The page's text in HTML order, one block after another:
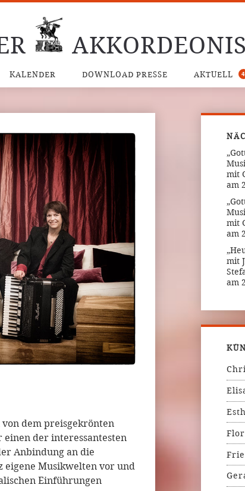
KALENDER DOWNLOAD PRESSE AKTUELL 4
dem preisgekrönten
einen der interessantesten
Anbindung an die
eigene Musikwelten vor und
Einführungen
mit
am
mit
am
mit
am